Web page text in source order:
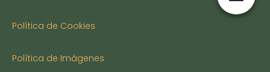
Política de Cookies
Política de Imágenes